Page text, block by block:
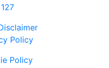
Policy
Policy